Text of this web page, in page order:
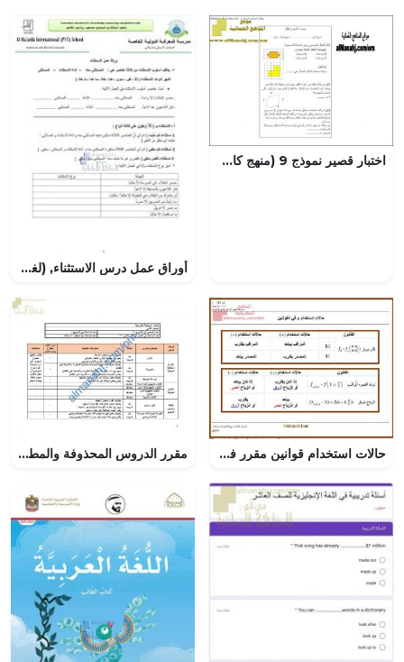
اختبار قصير نموذج 9 (منهج كامبردج) (رياضيات) الرابع
أوراق عمل درس الاستثناء, (لغة عربية) العاشر العام
حالات استخدام قوانين مقرر فيز 218 مقرر الدروس المحذوفة والمطلوبة حسب وثيقة المحتوى التدريسي في ظل جائحة الكورونا (رياضة مدرسية) الثاني